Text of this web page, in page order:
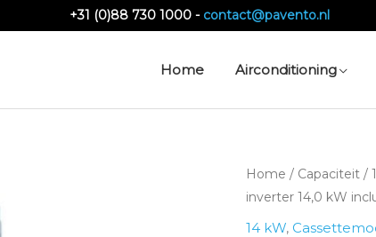
+31 (0)88 730 1000 - contact@pavento.nl
Home Airconditioning
Home / Capaciteit /
inverter 14,0 kW
14 kW,
Mitsubishi
Cassette
duo-